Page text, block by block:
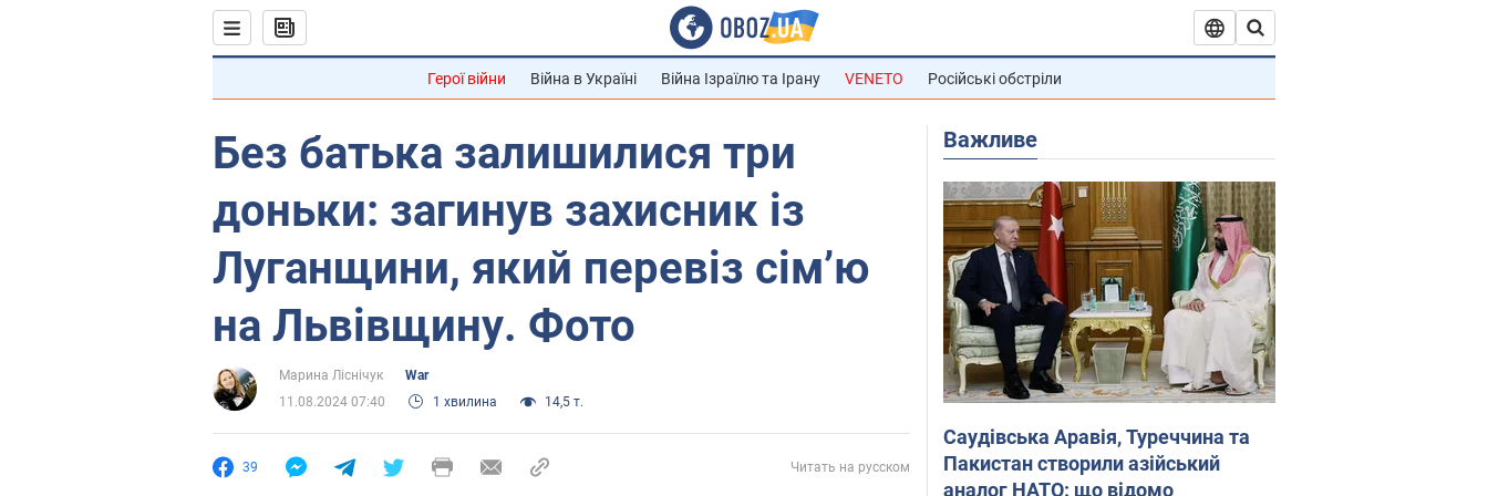
Герої війни Війна в Україні Війна Ізраїлю та Ірану VENETO Російські обстріли
Без батька залишилися три
доньки: загинув захисник із
Луганщини, який перевіз сім’ю
на Львівщину. Фото
Марина Ліснічук
War
11.08.2024 07:40
1 хвилина 14,5 т.
39 Читать на русском
Важливе
Саудівська Аравія, Туреччина та
Пакистан створили азійський
аналог НАТО: що відомо